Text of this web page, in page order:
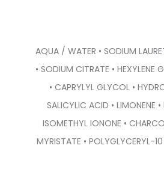
AQUA / WATER • SODIUM
• SODIUM CITRATE • HEXYLENE
• CAPRYLYL GLYCOL •
SALICYLIC ACID • LIMONENE
ISOMETHYL IONONE •
MYRISTATE • POLYGLYCERYL-